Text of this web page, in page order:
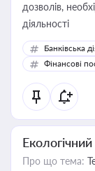
дозволів,
діяльності
Банківська
Фінансові
Про що тема: